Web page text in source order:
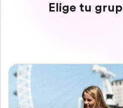
Elige tu